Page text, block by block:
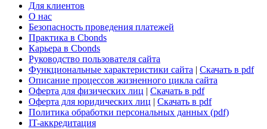
Для клиентов
О нас
Безопасность проведения платежей
Практика в Cbonds
Карьера в Cbonds
Руководство пользователя сайта
Функциональные характеристики сайта | Скачать в pdf
Описание процессов жизненного цикла сайта
Оферта для физических лиц | Скачать в pdf
Оферта для юридических лиц | Скачать в pdf
Политика обработки персональных данных (pdf)
IT-аккредитация